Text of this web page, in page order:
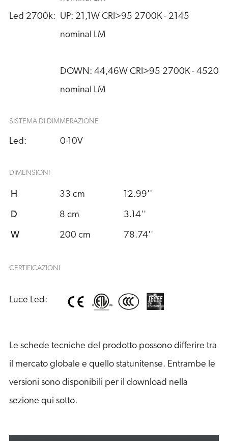
Led 2700k: UP: 21,1W CRI>95 2700K - 2145
nominal LM
DOWN: 44,46W CRI>95 2700K - 4520
nominal LM
SISTEMA DI DIMMERAZIONE
Led: 0-10V
DIMENSIONI
H 33 cm 12.99''
D 8 cm 3.14''
W 200 cm 78.74''
CERTIFICAZIONI
Luce Led:
Le schede tecniche del prodotto possono differire tra
il mercato globale e quello statunitense. Entrambe le
versioni sono disponibili per il download nella
sezione qui sotto.